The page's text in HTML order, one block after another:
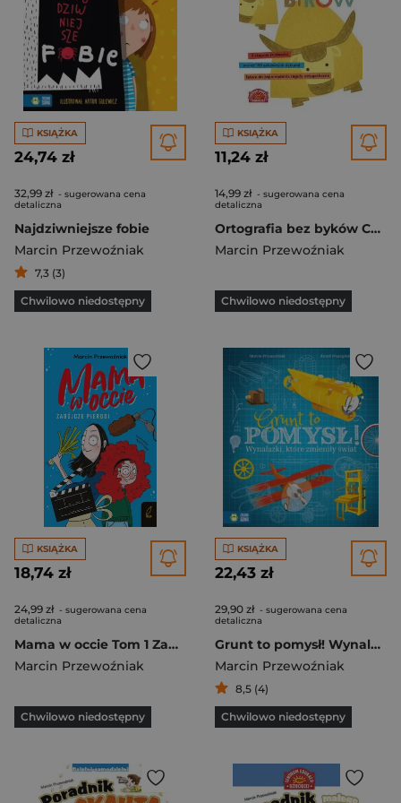
KSIĄŻKA
24,74 zł
32,99 zł - sugerowana cena
detaliczna
Najdziwniejsze fobie
Marcin Przewoźniak
7,3 (3)
Chwilowo niedostępny
KSIĄŻKA
11,24 zł
14,99 zł - sugerowana cena
detaliczna
Ortografia bez byków Całkiem zakręcone dyktanda
Marcin Przewoźniak
Chwilowo niedostępny
KSIĄŻKA
18,74 zł
24,99 zł - sugerowana cena
detaliczna
Mama w occie Tom 1 Zabójcze pierogi
Marcin Przewoźniak
Chwilowo niedostępny
KSIĄŻKA
22,43 zł
29,90 zł - sugerowana cena
detaliczna
Grunt to pomysł! Wynalazki, które zmieniły świat
Marcin Przewoźniak
8,5 (4)
Chwilowo niedostępny